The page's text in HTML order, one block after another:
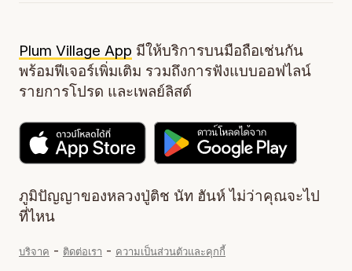
Plum Village App มีให้บริการบนมือถือเช่นกัน
พร้อมฟีเจอร์เพิ่มเติม รวมถึงการฟังแบบออฟไลน์
รายการโปรด และเพลย์ลิสต์
ภูมิปัญญาของหลวงปู่ติช นัท ฮันห์ ไม่ว่าคุณจะไป
ที่ไหน
บริจาค - ติดต่อเรา - ความเป็นส่วนตัวและคุกกี้